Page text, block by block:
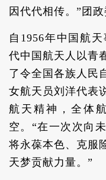
因代代相传。”团政
自1956年中国航
代中国航天人以青
了令全国各族人民
女航天员刘洋代表
航天精神，全体
空。“在一次次向
将永葆本色、克服
天梦贡献力量。”